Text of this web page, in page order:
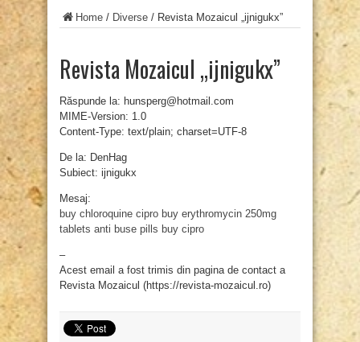
Home / Diverse / Revista Mozaicul „ijnigukx”
Revista Mozaicul „ijnigukx”
Răspunde la: hunsperg@hotmail.com
MIME-Version: 1.0
Content-Type: text/plain; charset=UTF-8
De la: DenHag
Subiect: ijnigukx
Mesaj:
buy chloroquine cipro buy erythromycin 250mg
tablets anti buse pills buy cipro
–
Acest email a fost trimis din pagina de contact a
Revista Mozaicul (https://revista-mozaicul.ro)